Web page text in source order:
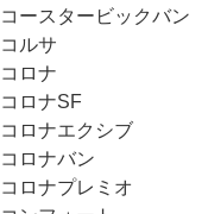
コースタービックバン
コルサ
コロナ
コロナSF
コロナエクシブ
コロナバン
コロナプレミオ